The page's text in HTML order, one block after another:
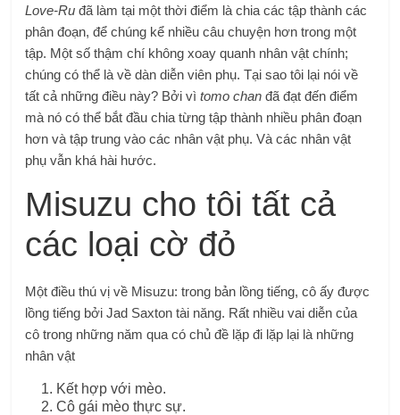
Love-Ru đã làm tại một thời điểm là chia các tập thành các
phân đoạn, để chúng kể nhiều câu chuyện hơn trong một
tập. Một số thậm chí không xoay quanh nhân vật chính;
chúng có thể là về dàn diễn viên phụ. Tại sao tôi lại nói về
tất cả những điều này? Bởi vìtomo chan đã đạt đến điểm
mà nó có thể bắt đầu chia từng tập thành nhiều phân đoạn
hơn và tập trung vào các nhân vật phụ. Và các nhân vật
phụ vẫn khá hài hước.
Misuzu cho tôi tất cả
các loại cờ đỏ
Một điều thú vị về Misuzu: trong bản lồng tiếng, cô ấy được
lồng tiếng bởi Jad Saxton tài năng. Rất nhiều vai diễn của
cô trong những năm qua có chủ đề lặp đi lặp lại là những
nhân vật
Kết hợp với mèo.
Cô gái mèo thực sự.